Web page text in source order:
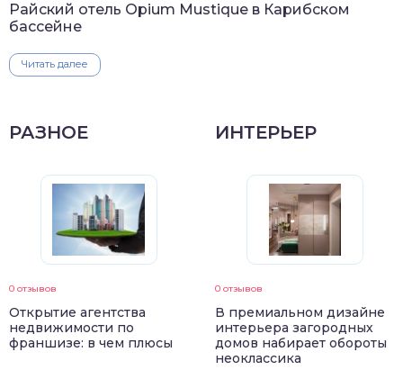
Райский отель Opium Mustique в Карибском
бассейне
Читать далее
РАЗНОЕ
0 отзывов
Открытие агентства
недвижимости по
франшизе: в чем плюсы
ИНТЕРЬЕР
0 отзывов
В премиальном дизайне
интерьера загородных
домов набирает обороты
неоклассика